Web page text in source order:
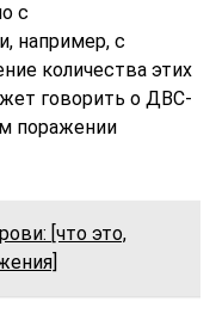
с
например, с
количества этих
говорить о ДВС-
поражении
[что это,